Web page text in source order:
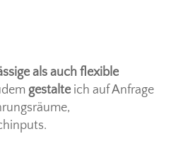
als auch flexible
gestalte ich auf Anfrage